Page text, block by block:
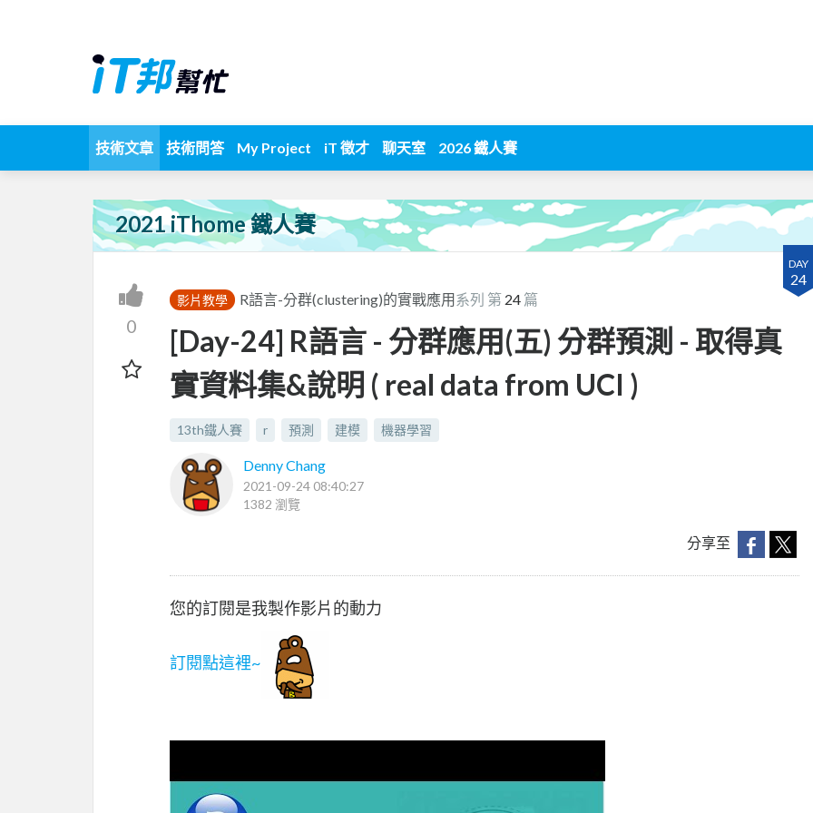
技術文章 技術問答 My Project iT 徵才 聊天室 2026 鐵人賽
2021 iThome 鐵人賽
DAY
24
0
影片教學 R語言-分群(clustering)的實戰應用系列 第 24 篇
[Day-24] R語言 - 分群應用(五) 分群預測 - 取得真
實資料集&說明 ( real data from UCI )
13th鐵人賽 r 預測 建模 機器學習
Denny Chang
2021-09-24 08:40:27
1382 瀏覽
分享至
您的訂閱是我製作影片的動力
訂閱點這裡~